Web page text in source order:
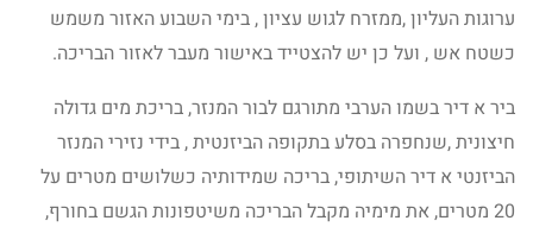
ערוגות העליון ,ממזרח לגוש עציון , בימי השבוע האזור משמש
כשטח אש , ועל כן יש להצטייד באישור מעבר לאזור הבריכה.
ביר א דיר בשמו הערבי מתורגם לבור המנזר, בריכת מים גדולה
חיצונית ,שנחפרה בסלע בתקופה הביזנטית , בידי נזירי המנזר
הביזנטי א דיר השיתופי, בריכה שמידותיה כשלושים מטרים על
20 מטרים, את מימיה מקבל הבריכה משיטפונות הגשם בחורף,